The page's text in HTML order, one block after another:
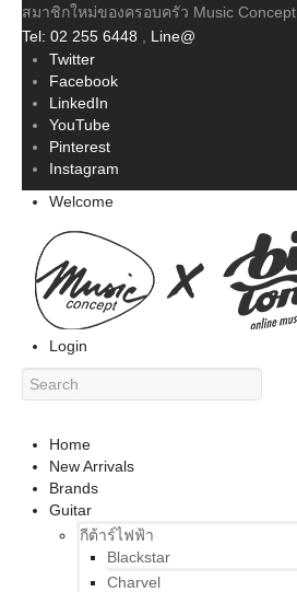
สมาชิกใหม่ของครอบครัว Music Concept
Tel: 02 255 6448
Line@
Twitter
Facebook
LinkedIn
YouTube
Pinterest
Instagram
Welcome
Login
Home
New Arrivals
Brands
Guitar
กีต้าร์ไฟฟ้า
Blackstar
Charvel